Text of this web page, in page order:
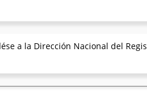
a la Dirección Nacional del